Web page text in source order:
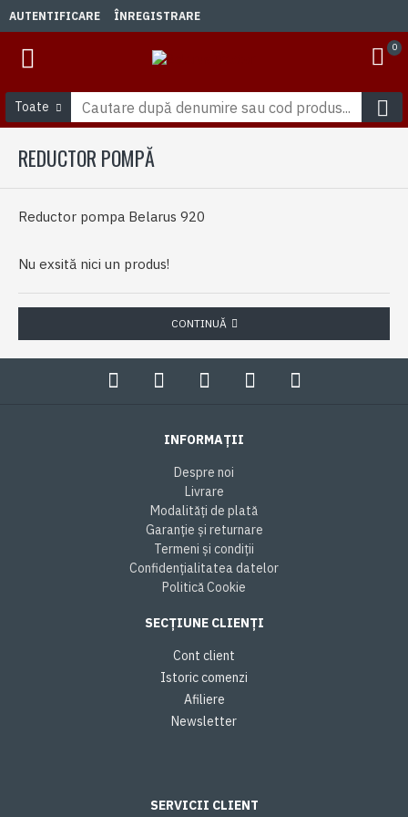
AUTENTIFICARE ÎNREGISTRARE
0
Toate
REDUCTOR POMPĂ
Reductor pompa Belarus 920
Nu exsită nici un produs!
CONTINUĂ
INFORMAȚII
Despre noi
Livrare
Modalități de plată
Garanție și returnare
Termeni și condiții
Confidențialitatea datelor
Politică Cookie
SECȚIUNE CLIENȚI
Cont client
Istoric comenzi
Afiliere
Newsletter
SERVICII CLIENT